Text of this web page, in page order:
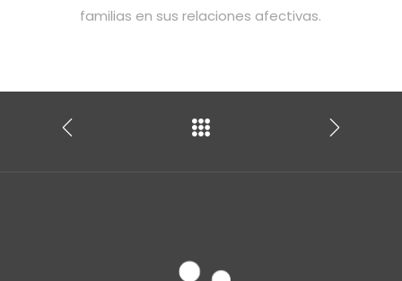
familias en sus relaciones afectivas.